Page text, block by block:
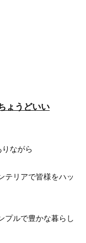
ょうどいい
ながら
テリアで皆様をハッ
プルで豊かな暮らし